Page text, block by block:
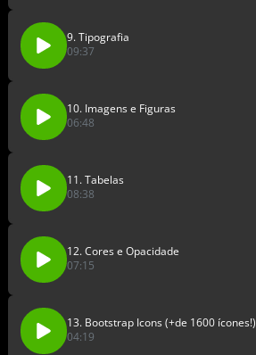
9. Tipografia
09:37
10. Imagens e Figuras
06:48
11. Tabelas
08:38
12. Cores e Opacidade
07:15
13. Bootstrap Icons (+de 1600 ícones!)
04:19